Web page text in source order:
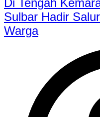
Sulbar Hadir
Warga